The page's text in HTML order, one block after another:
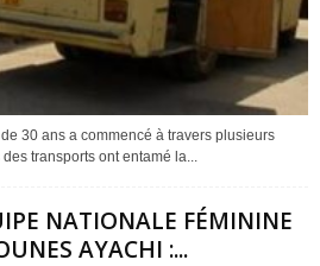
30 ans a commencé à travers plusieurs
transports ont entamé la...
NATIONALE FÉMININE
AYACHI :...